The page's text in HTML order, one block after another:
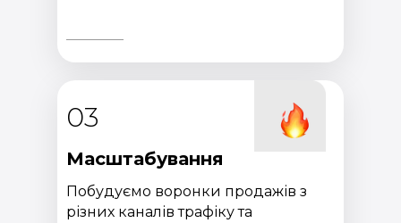
Масштабування
03
Побудуємо воронки продажів з
різних каналів трафіку та